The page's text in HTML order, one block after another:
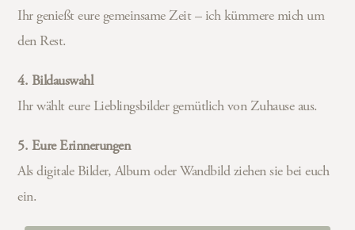
Ihr genießt eure gemeinsame Zeit – ich kümmere mich um
den Rest.
4. Bildauswahl
Ihr wählt eure Lieblingsbilder gemütlich von Zuhause aus.
5. Eure Erinnerungen
Als digitale Bilder, Album oder Wandbild ziehen sie bei euch
ein.